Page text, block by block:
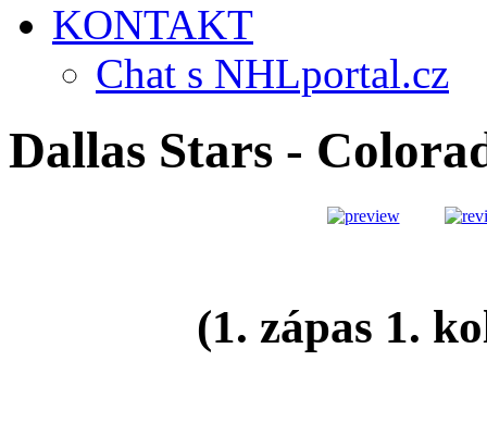
KONTAKT
Chat s NHLportal.cz
Dallas Stars -
(1. zápas 1.